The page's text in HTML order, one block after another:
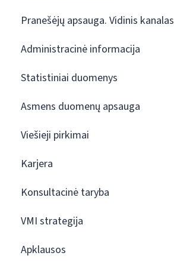
Pranešėjų apsauga. Vidinis kanalas
Administracinė informacija
Statistiniai duomenys
Asmens duomenų apsauga
Viešieji pirkimai
Karjera
Konsultacinė taryba
VMI strategija
Apklausos